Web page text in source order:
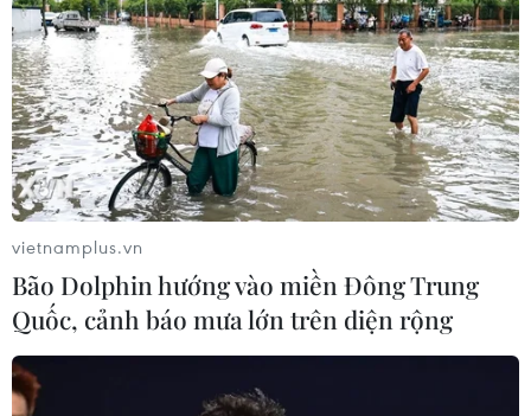
vietnamplus.vn
Bão Dolphin hướng vào miền Đông Trung
Quốc, cảnh báo mưa lớn trên diện rộng